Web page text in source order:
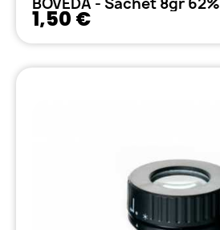
1,50 €